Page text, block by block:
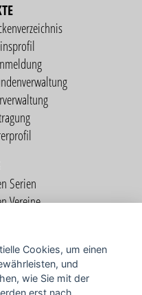
Serien
Vereine
Cookies, um einen
und
wie Sie mit der